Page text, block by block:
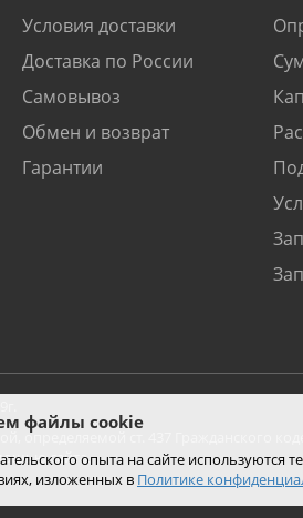
Условия доставки
Доставка по России
Самовывоз
Обмен и возврат
Гарантии
определяемой ст. 437 Гражданского
сайта.
файлы cookie
опыта на сайте используются
изложенных в Политике